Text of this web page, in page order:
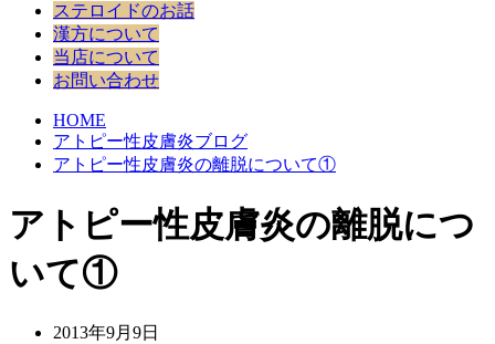
ステロイドのお話
漢方について
当店について
お問い合わせ
HOME
アトピー性皮膚炎ブログ
アトピー性皮膚炎の離脱について①
アトピー性皮膚炎の離脱につ
いて①
2013年9月9日